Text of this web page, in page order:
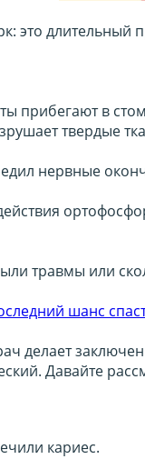
это
прибегают в
твердые
нервные
травмы или
шанс
делает
Давайте
кариес.